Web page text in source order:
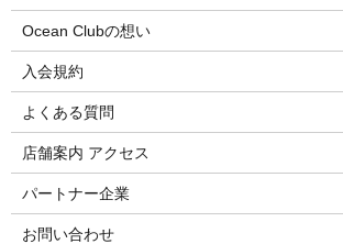
Ocean Clubの想い
入会規約
よくある質問
店舗案内 アクセス
パートナー企業
お問い合わせ